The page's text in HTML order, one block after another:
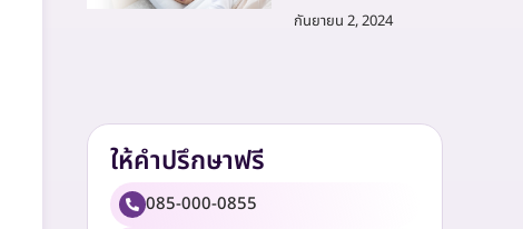
กันยายน 2, 2024
ให้คำปรึกษาฟรี
085-000-0855